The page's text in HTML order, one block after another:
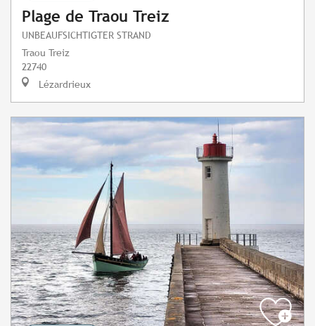
Plage de Traou Treiz
UNBEAUFSICHTIGTER STRAND
Traou Treiz
22740
Lézardrieux